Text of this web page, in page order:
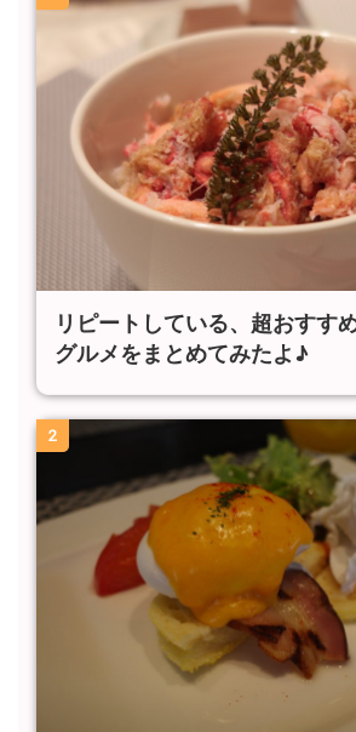
リピートしている、超おすす
グルメをまとめてみたよ♪
2